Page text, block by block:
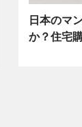
日本のマ
か？住宅